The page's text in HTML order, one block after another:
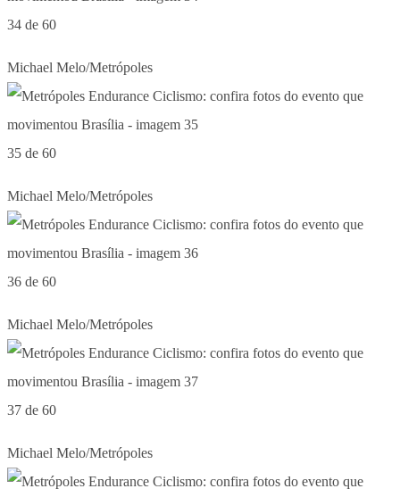
34 de 60
Michael Melo/Metrópoles
35 de 60
Michael Melo/Metrópoles
36 de 60
Michael Melo/Metrópoles
37 de 60
Michael Melo/Metrópoles